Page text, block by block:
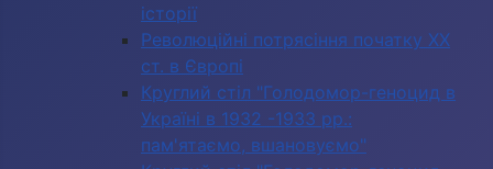
історії
Революційні потрясіння початку ХХ
ст. в Європі
Круглий стіл "Голодомор-геноцид в
Україні в 1932 -1933 рр.:
пам'ятаємо, вшановуємо"